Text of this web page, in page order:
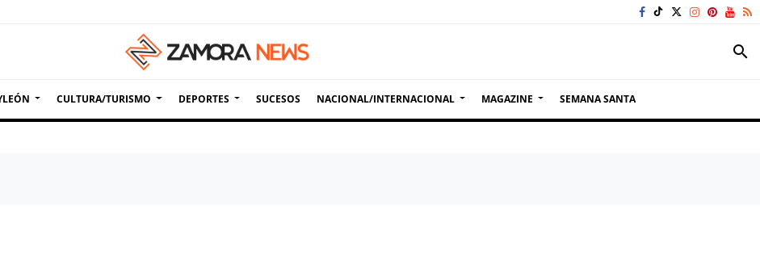
search
CULTURA/TURISMO DEPORTES SUCESOS NACIONAL/INTERNACIONAL MAGAZINE SEMANA SANTA